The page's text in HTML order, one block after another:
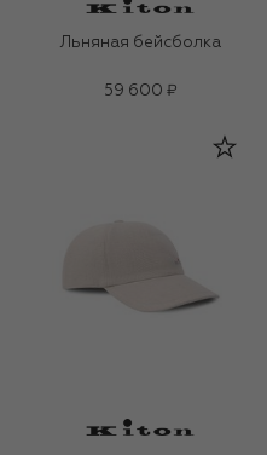
Льняная бейсболка
59 600 ₽